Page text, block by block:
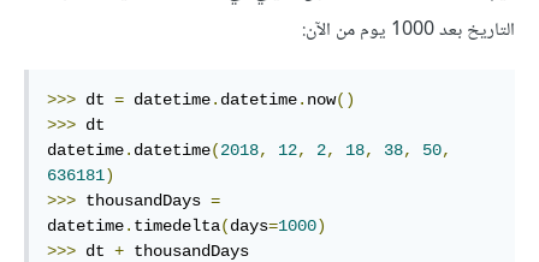
التاريخ بعد 1000 يوم من الآن:
>>> dt = datetime. datetime. now()
>>> dt
datetime. datetime(2018, 12, 2, 18, 38, 50,
636181)
>>> thousandDays =
datetime. timedelta(days=1000)
>>> dt + thousandDays